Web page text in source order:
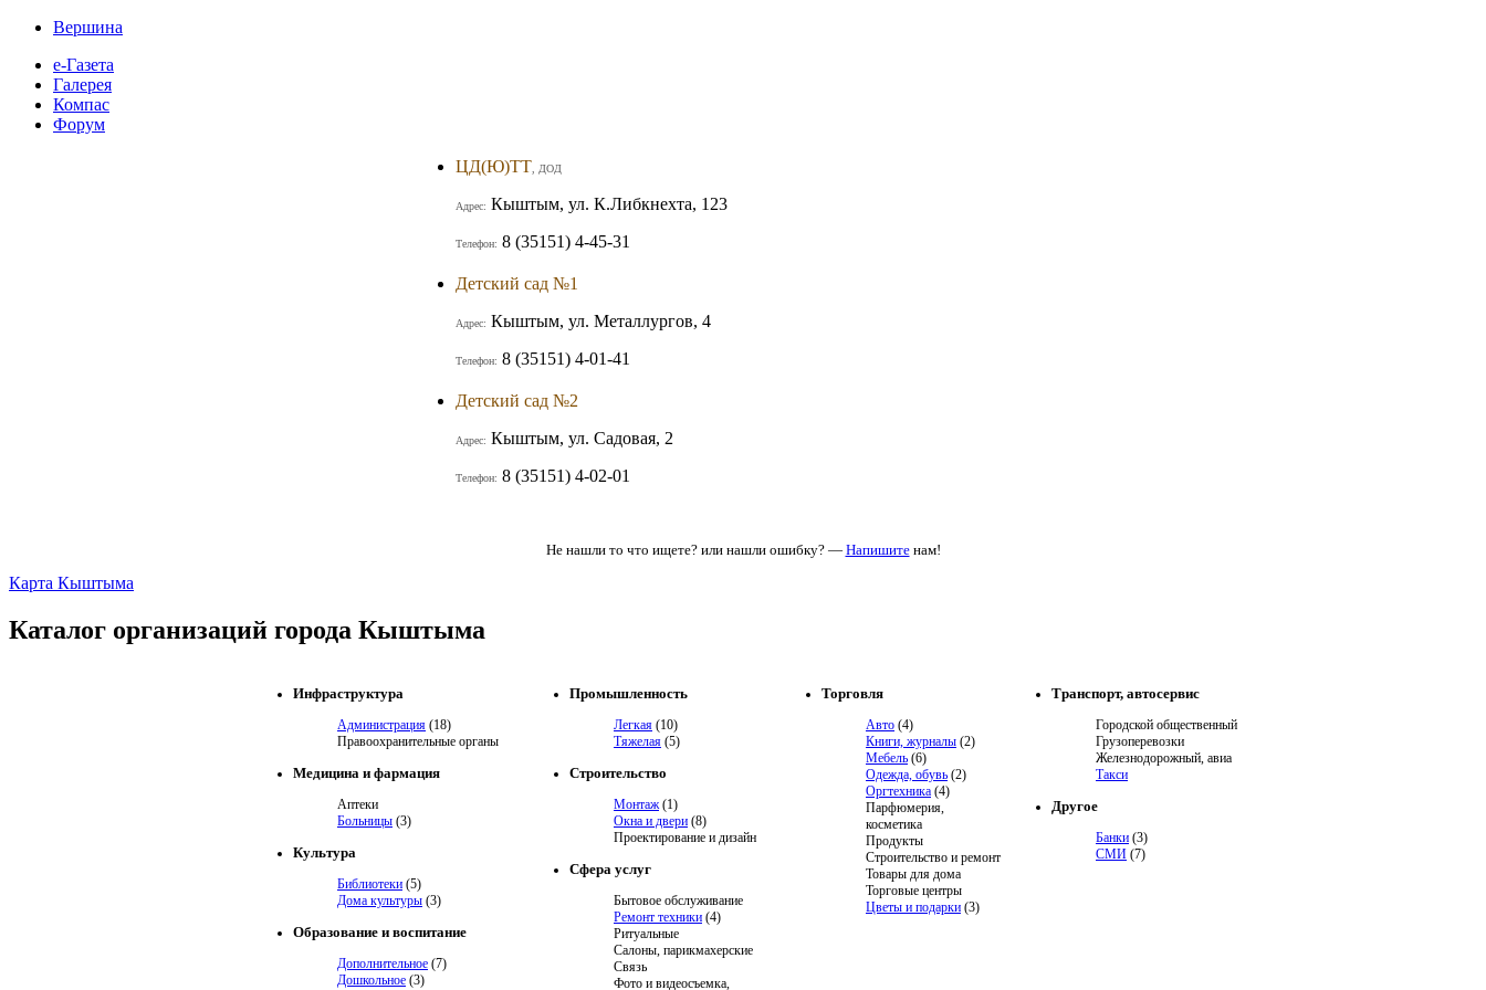
Вершина
е-Газета
Галерея
Компас
Форум
ЦД(Ю)ТТ , ДОД
Адрес: Кыштым, ул. К.Либкнехта, 123
Телефон: 8 (35151) 4-45-31
Детский сад №1
Адрес: Кыштым, ул. Металлургов, 4
Телефон: 8 (35151) 4-01-41
Детский сад №2
Адрес: Кыштым, ул. Садовая, 2
Телефон: 8 (35151) 4-02-01
Не нашли то что ищете? или нашли ошибку? — Напишитенам!
Карта Кыштыма
Каталог организаций города Кыштыма
Инфраструктура
Администрация (18)
Правоохранительные органы
Медицина и фармация
Аптеки
Больницы (3)
Культура
Библиотеки (5)
Дома культуры (3)
Образование и воспитание
Дополнительное (7)
Дошкольное (3)
Промышленность
Легкая (10)
Тяжелая (5)
Строительство
Монтаж(1)
Окна и двери (8)
Проектирование и дизайн
Сфера услуг
Бытовое обслуживание
Ремонт техники (4)
Ритуальные
Салоны, парикмахерские
Связь
Фото и видеосъемка,
Торговля
Авто (4)
Книги, журналы (2)
Мебель (6)
Одежда, обувь (2)
Оргтехника (4)
Парфюмерия,
косметика
Продукты
Строительство и ремонт
Товары для дома
Торговые центры
Цветы и подарки (3)
Транспорт, автосервис
Городской общественный
Грузоперевозки
Железнодорожный, авиа
Такси
Другое
Банки (3)
СМИ (7)